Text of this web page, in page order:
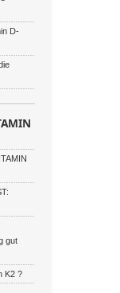
D-
gut
K2 ?